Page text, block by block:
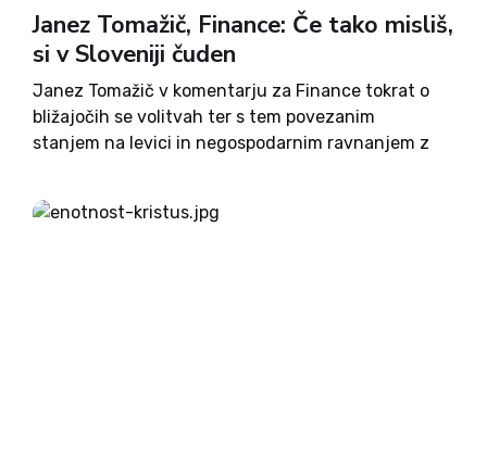
Janez Tomažič, Finance: Če tako misliš,
si v Sloveniji čuden
Janez Tomažič v komentarju za Finance tokrat o
bližajočih se volitvah ter s tem povezanim
stanjem na levici in negospodarnim ravnanjem z
morala država, če je v najbolj trdih letih želela, da
njene...